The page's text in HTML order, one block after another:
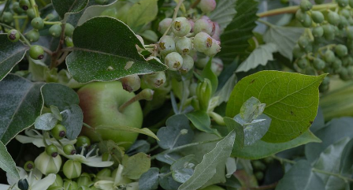
写真と同じものが届く？
商品ページに掲載している写真は、実際にお届けする商